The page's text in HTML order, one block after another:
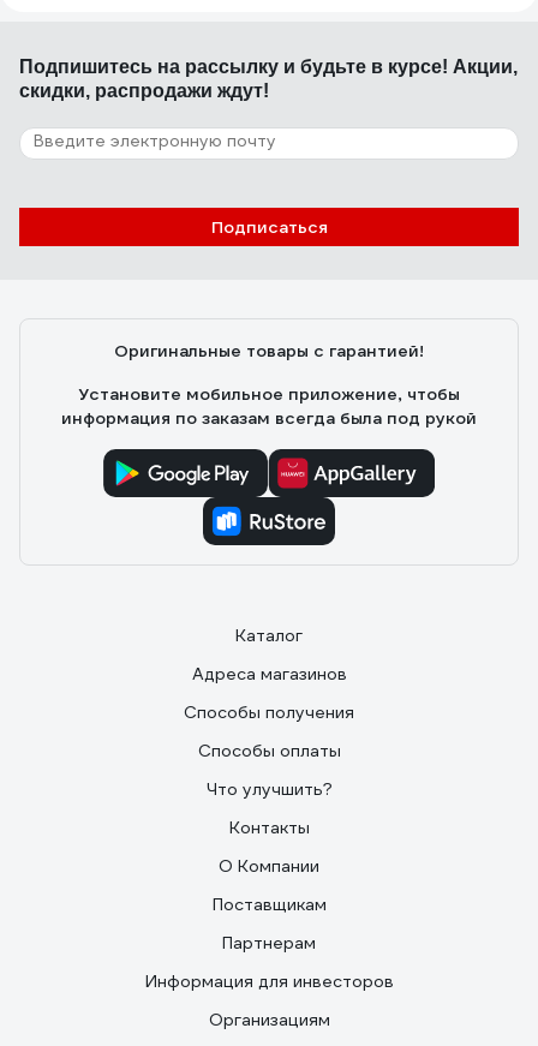
Подпишитесь на рассылку и будьте в курсе! Акции,
скидки, распродажи ждут!
Подписаться
Оригинальные товары с гарантией!
Установите мобильное приложение, чтобы
информация по заказам всегда была под рукой
Каталог
Адреса магазинов
Способы получения
Способы оплаты
Что улучшить?
Контакты
О Компании
Поставщикам
Партнерам
Информация для инвесторов
Организациям